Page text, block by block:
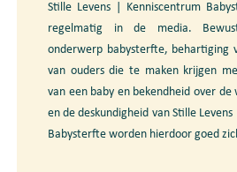
Stille Levens | Kenniscentrum
regelmatig in de media.
onderwerp babysterfte, behartiging
van ouders die te maken krijgen
van een baby en bekendheid over de
en de deskundigheid van Stille
Babysterfte worden hierdoor goed